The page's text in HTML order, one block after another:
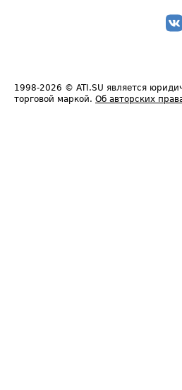
1998-2026 © ATI.SU является
торговой маркой. Об авторских